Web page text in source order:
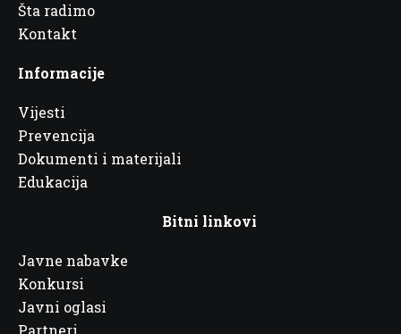
Šta radimo
Kontakt
Informacije
Vijesti
Prevencija
Dokumenti i materijali
Edukacija
Bitni linkovi
Javne nabavke
Konkursi
Javni oglasi